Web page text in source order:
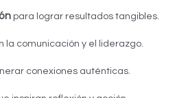
para lograr resultados tangibles.
la comunicación y el liderazgo.
conexiones auténticas.